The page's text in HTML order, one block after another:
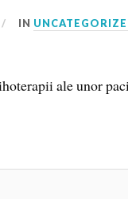
IN
ale unor